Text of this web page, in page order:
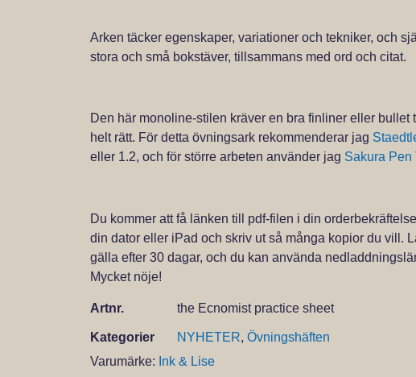
Arken täcker egenskaper, variationer och tekniker, och
stora och små bokstäver, tillsammans med ord och citat.
Den här monoline-stilen kräver en bra finliner eller bullet
helt rätt. För detta övningsark rekommenderar jag
eller 1.2, och för större arbeten använder jag Sakura Pen
Du kommer att få länken till pdf-filen i din
din dator eller iPad och skriv ut så många kopior du vill.
gälla efter 30 dagar, och du kan använda
Mycket nöje!
Artnr. the Ecnomist practice sheet
Kategorier NYHETER, Övningshäften
Varumärke: Ink & Lise